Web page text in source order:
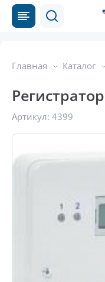
Главная Каталог
Артикул: 4399